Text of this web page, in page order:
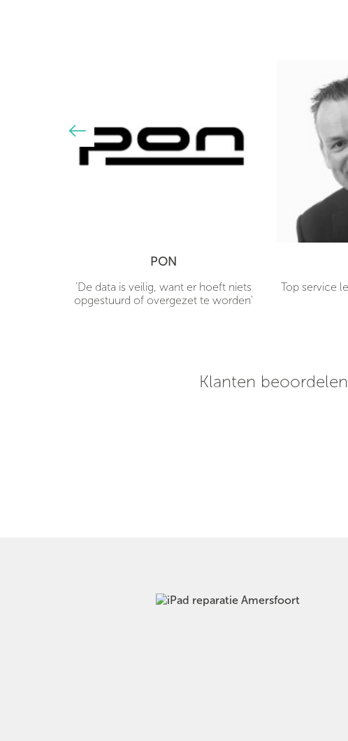
PON
'De data is veilig, want er hoeft niets
opgestuurd of overgezet te worden'
Top service
Klanten